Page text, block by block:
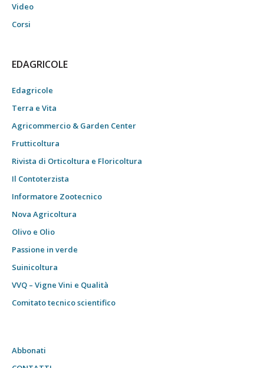
Video
Corsi
EDAGRICOLE
Edagricole
Terra e Vita
Agricommercio & Garden Center
Frutticoltura
Rivista di Orticoltura e Floricoltura
Il Contoterzista
Informatore Zootecnico
Nova Agricoltura
Olivo e Olio
Passione in verde
Suinicoltura
VVQ – Vigne Vini e Qualità
Comitato tecnico scientifico
Abbonati